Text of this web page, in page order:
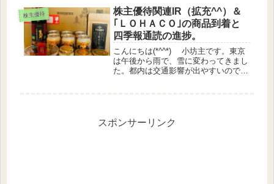
（うっどさん調べ）株主優待関連IR
ウェ...
株主優待
株主優待関連IR（拡充^^）＆
｢ＬＯＨＡＣＯ｣の商品到着と
四季報通読の進捗。
こんにちは(*^^*) 小坊主です。東京
は午後から雨で、雪に変わってきまし
た。都内は交通影響が出やすいので、
スポンサーリンク